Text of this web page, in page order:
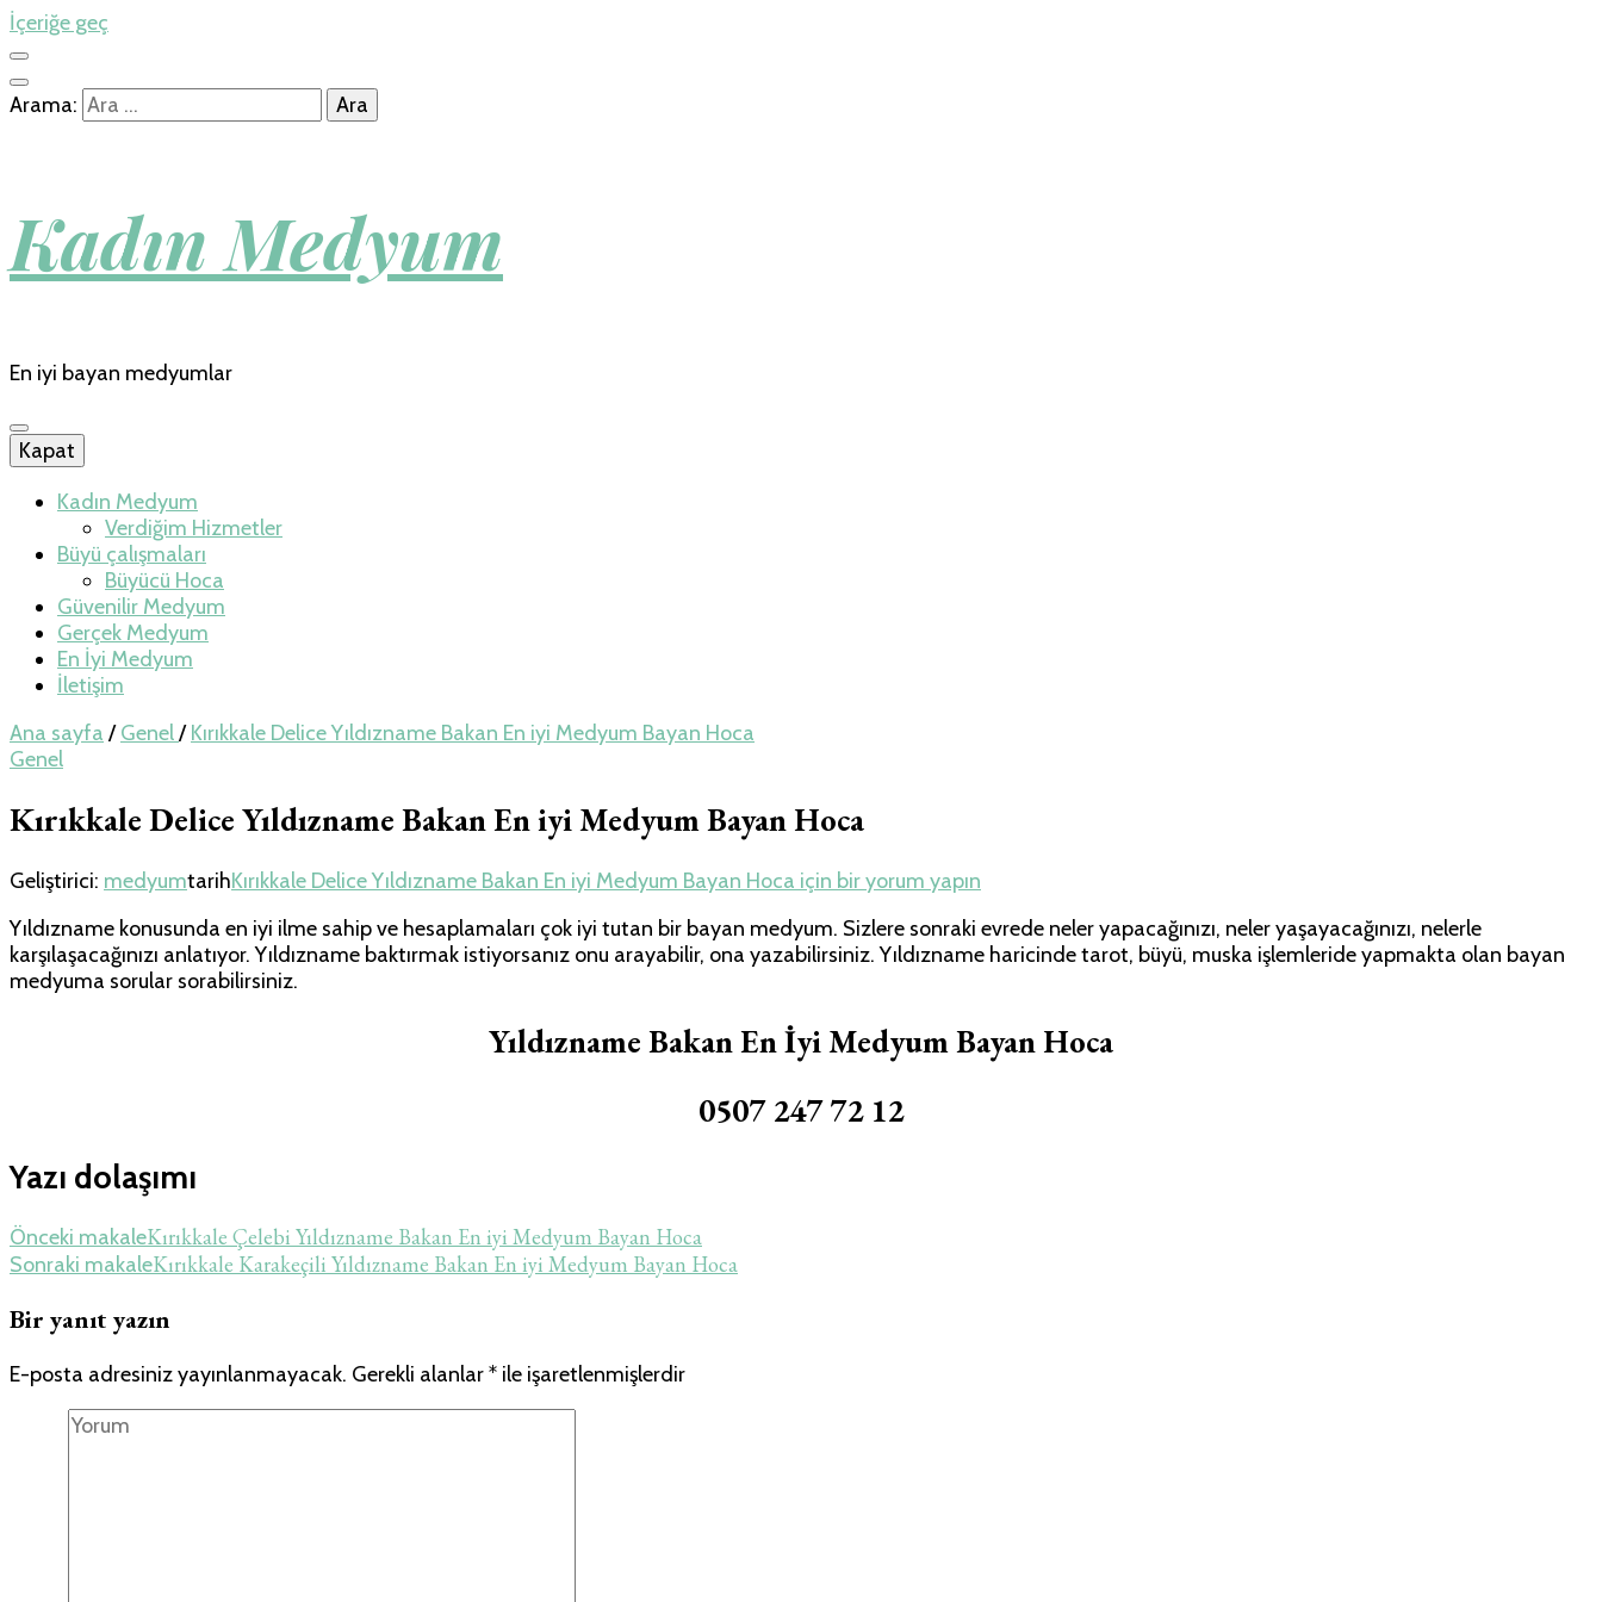
İçeriğe geç
Arama:
Kadın Medyum
En iyi bayan medyumlar
Kapat
Kadın Medyum
Verdiğim Hizmetler
Büyü çalışmaları
Büyücü Hoca
Güvenilir Medyum
Gerçek Medyum
En İyi Medyum
İletişim
Ana sayfa / Genel/ Kırıkkale Delice Yıldızname Bakan En iyi Medyum Bayan Hoca
Genel
Kırıkkale Delice Yıldızname Bakan En iyi Medyum Bayan Hoca
Geliştirici: medyumtarihKırıkkale Delice Yıldızname Bakan En iyi Medyum Bayan Hoca için bir yorum yapın
Yıldızname konusunda en iyi ilme sahip ve hesaplamaları çok iyi tutan bir bayan medyum. Sizlere sonraki evrede neler yapacağınızı, neler yaşayacağınızı, nelerle
karşılaşacağınızı anlatıyor. Yıldızname baktırmak istiyorsanız onu arayabilir, ona yazabilirsiniz. Yıldızname haricinde tarot, büyü, muska işlemleride yapmakta olan bayan
medyuma sorular sorabilirsiniz.
Yıldızname Bakan En İyi Medyum Bayan Hoca
0507 247 72 12
Yazı dolaşımı
Önceki makaleKırıkkale Çelebi Yıldızname Bakan En iyi Medyum Bayan Hoca
Sonraki makaleKırıkkale Karakeçili Yıldızname Bakan En iyi Medyum Bayan Hoca
Bir yanıt yazın
E-posta adresiniz yayınlanmayacak. Gerekli alanlar* ile işaretlenmişlerdir